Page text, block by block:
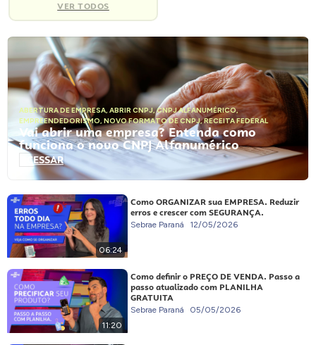
VER TODOS
ABERTURA DE EMPRESA, ABRIR CNPJ,CNPJ ALFANUMÉRICO,
EMPREENDEDORISMO, NOVO FORMATO DE CNPJ,RECEITA FEDERAL
Vai abrir uma empresa? Entenda como
funciona o novo CNPJ Alfanumérico
ACESSAR
06:24
Como ORGANIZAR sua EMPRESA. Reduzir
erros e crescer com SEGURANÇA.
Sebrae Paraná 12/05/2026
11:20
Como definir o PREÇO DE VENDA. Passo a
passo atualizado com PLANILHA
GRATUITA
Sebrae Paraná 05/05/2026